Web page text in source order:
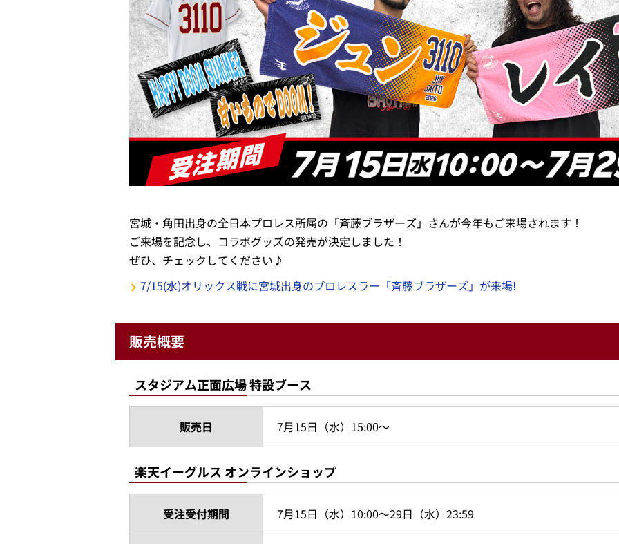
宮城・角田出身の全日本プロレス所属の「斉藤ブラザーズ」さんが今年もご来場されます！
ご来場を記念し、コラボグッズの発売が決定しました！
ぜひ、チェックしてください♪
7/15(水)オリックス戦に宮城出身のプロレスラー「斉藤ブラザーズ」が来場!
販売概要
スタジアム正面広場 特設ブース
販売日 7月15日（水）15:00～
楽天イーグルス オンラインショップ
受注受付期間 7月15日（水）10:00～29日（水）23:59